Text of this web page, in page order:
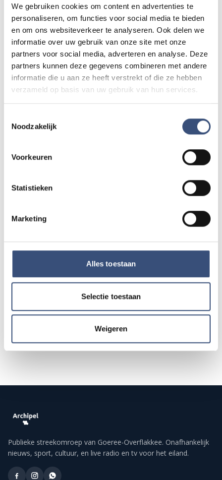
We gebruiken cookies om content en advertenties te
personaliseren, om functies voor social media te bieden
en om ons websiteverkeer te analyseren. Ook delen we
informatie over uw gebruik van onze site met onze
partners voor social media, adverteren en analyse. Deze
partners kunnen deze gegevens combineren met andere
informatie die u aan ze heeft verstrekt of die ze hebben
verzameld op basis van uw gebruik van hun services.
Noodzakelijk
Voorkeuren
Statistieken
Marketing
Alles toestaan
Selectie toestaan
Weigeren
Andere events
ZA
8
AUG.
Matinee-concert in Dorpskerk
📍Ouddorp 🕐11:00
DI Magic Summer show met Steven Kazàn
WO
Kinderdagen bij RTM-trammuseum in
DO
Alle events op de agenda →
Publieke streekomroep van Goeree-Overflakkee. Onafhankelijk
nieuws, sport, cultuur, en live radio en tv voor het eiland.